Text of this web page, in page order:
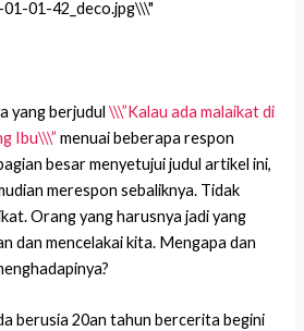
yang berjudul\\\”Kalau ada malaikat di
Ibu\\\” menuai beberapa respon
besar menyetujui judul artikel ini,
merespon sebaliknya. Tidak
Orang yang harusnya jadi yang
dan mencelakai kita. Mengapa dan
berusia 20an tahun bercerita begini